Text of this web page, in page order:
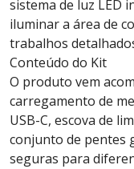
sistema de luz LED
iluminar a área de
trabalhos
Conteúdo do Kit
O produto vem
carregamento de
USB-C, escova de
conjunto de pentes
seguras para